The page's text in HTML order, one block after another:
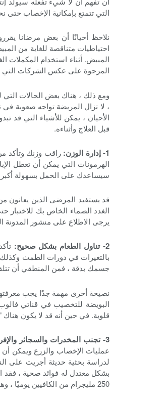
التي تتمتع بإمكانية الإخصاب حتى
نلاحظ أحيانًا أن بعض مرضانا
احتياطيات متناقصة للغاية من
المبيض. أثناء استخدام المكملات
المرجوة على عكس الشركات التي
ومع ذلك ، هناك بعض الحالات التي
، لا تزال المريضة تواجه صعوبة
الأحيان ، يمكن للأشياء التي قد
قبل العلاج وأثناءه.
1- إدارة الوزن:
راقب وزنك وتأكد
الهرمونات التي يمكن أن تعطل
سيساعدك على الحمل بسهولة أكبر
قد يستفيد المرضى الذين يعانون
الغدد الصماء الخاص بك للاختبار
يرجى الاطلاع على منشور المدونة
2- تناول الطعام بشكل صحيح:
بالتغيرات في دورات الطمث
جسمك بدقة ، فمن المنطقي أن
نصيحة أخرى مهمة جدًا يجب
البويضة للتخصيب في قناتي
قلوية. في حين أنه قد لا يكون
3- تجنب المخدرات والسجائر والإفراط في استهلاك الكحول
عمليات الإخصاب والزرع ويمكن
لدراسة بحثية حديثة أجريت على
250 مليجرام من الكافيين يوميًا ، وهو ما يعادل حوالي فنجانين من القهوة يوميًا.